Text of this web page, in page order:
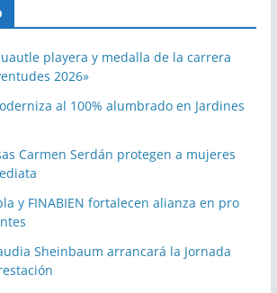
playera y medalla de la carrera
2026»
al 100% alumbrado en Jardines
Carmen Serdán protegen a mujeres
y FINABIEN fortalecen alianza en pro
Sheinbaum arrancará la Jornada